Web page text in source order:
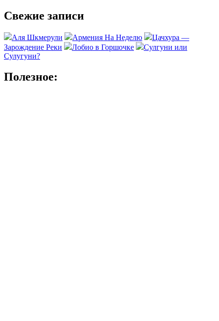
Свежие записи
Аля Шкмерули Армения На Неделю
Цачхура —
Зарождение Реки
Лобио в Горшочке
Сулгуни или
Сулугуни?
Полезное: